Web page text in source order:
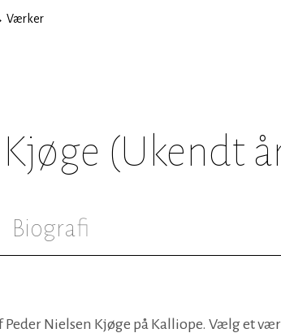
Værker
(Ukendt
Biografi
Nielsen Kjøge på Kalliope. Vælg et